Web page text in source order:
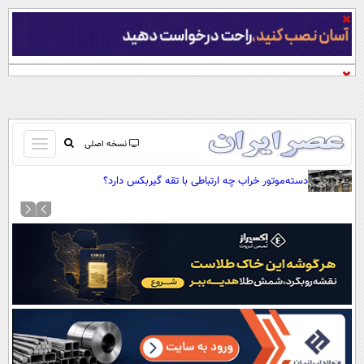
نسخه اصلی
باز
و
کردن
صفحه اول
آرشیو
نظرسنجی
آب و هوا
اوقات شرعی
سواد زندگی
دسته‌موتور خراب چه ارتباطی با تقه گیربکس دارد؟